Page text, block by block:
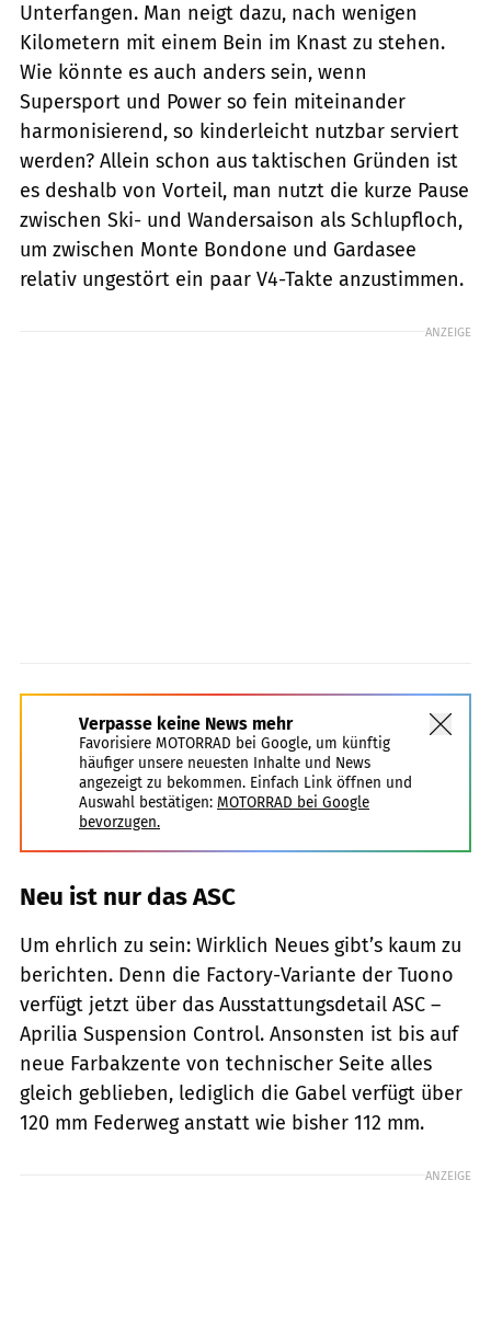
Unterfangen. Man neigt dazu, nach wenigen
Kilometern mit einem Bein im Knast zu stehen.
Wie könnte es auch anders sein, wenn
Supersport und Power so fein miteinander
harmonisierend, so kinderleicht nutzbar serviert
werden? Allein schon aus taktischen Gründen ist
es deshalb von Vorteil, man nutzt die kurze Pause
zwischen Ski- und Wandersaison als Schlupfloch,
um zwischen Monte Bondone und Gardasee
relativ ungestört ein paar V4-Takte anzustimmen.
ANZEIGE
Verpasse keine News mehr
Favorisiere MOTORRAD bei Google, um künftig
häufiger unsere neuesten Inhalte und News
angezeigt zu bekommen. Einfach Link öffnen und
Auswahl bestätigen: MOTORRAD bei Google
bevorzugen.
Neu ist nur das ASC
Um ehrlich zu sein: Wirklich Neues gibt’s kaum zu
berichten. Denn die Factory-Variante der Tuono
verfügt jetzt über das Ausstattungsdetail ASC –
Aprilia Suspension Control. Ansonsten ist bis auf
neue Farbakzente von technischer Seite alles
gleich geblieben, lediglich die Gabel verfügt über
120 mm Federweg anstatt wie bisher 112 mm.
ANZEIGE